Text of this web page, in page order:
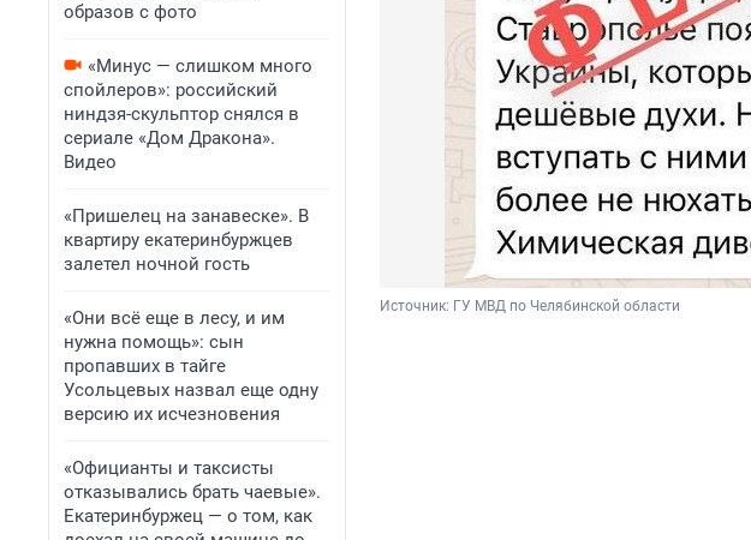
образов с фото
«Минус — слишком много
спойлеров»: российский
ниндзя-скульптор снялся в
сериале «Дом Дракона».
Видео
«Пришелец на занавеске». В
квартиру екатеринбуржцев
залетел ночной гость
«Они всё еще в лесу, и им
нужна помощь»: сын
пропавших в тайге
Усольцевых назвал еще одну
версию их исчезновения
«Официанты и таксисты
отказывались брать чаевые».
Екатеринбуржец — о том, как
Источник: ГУ МВД по Челябинской области